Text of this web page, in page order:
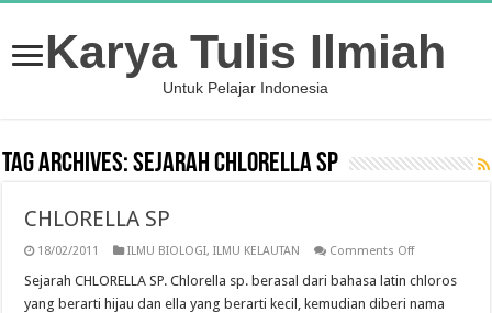
Karya Tulis Ilmiah
Untuk Pelajar Indonesia
Tag Archives:Sejarah CHLORELLA SP
CHLORELLA SP
18/02/2011 ILMU BIOLOGI,ILMU KELAUTAN Comments Offon
SP
Sejarah CHLORELLA SP. Chlorella sp. berasal dari bahasa latin chloros
yang berarti hijau dan ella yang berarti kecil, kemudian diberi nama